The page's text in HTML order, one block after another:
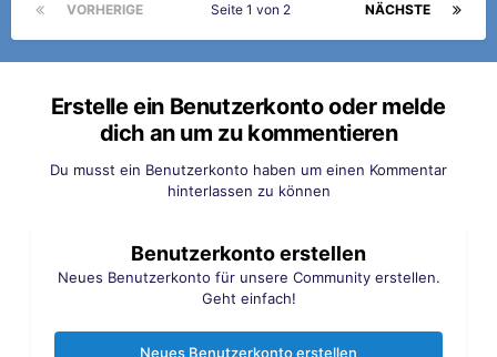
VORHERIGE NÄCHSTE
Seite 1 von 2
Erstelle ein Benutzerkonto oder melde
dich an um zu kommentieren
Du musst ein Benutzerkonto haben um einen Kommentar
hinterlassen zu können
Benutzerkonto erstellen
Neues Benutzerkonto für unsere Community erstellen.
Geht einfach!
Neues Benutzerkonto erstellen